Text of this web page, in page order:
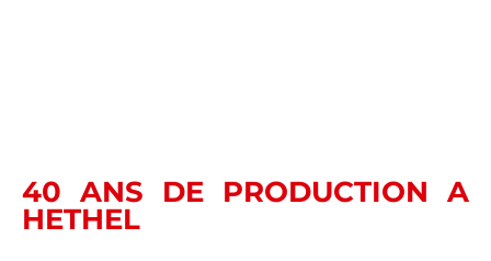
40 ANS DE PRODUCTION A
HETHEL